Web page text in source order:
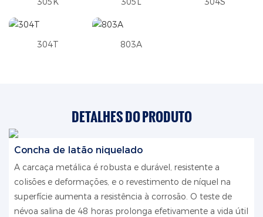
304T 803A
DETALHES DO PRODUTO
Concha de latão niquelado
A carcaça metálica é robusta e durável, resistente a
colisões e deformações, e o revestimento de níquel na
superfície aumenta a resistência à corrosão. O teste de
névoa salina de 48 horas prolonga efetivamente a vida útil